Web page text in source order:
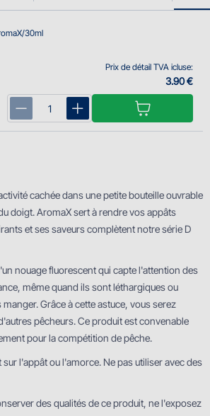
30ml
Prix de détail TVA icluse:
3.90 €
cachée dans une petite bouteille ouvrable
doigt. AromaX sert à rendre vos appâts
et ses saveurs complètent notre série D
nouage fluorescent qui capte l'attention des
même quand ils sont léthargiques ou
Grâce à cette astuce, vous serez
pêcheurs. Ce produit est convenable
pour la compétition de pêche.
l'appât ou l'amorce. Ne pas utiliser avec des
des qualités de ce produit, ne l'exposez